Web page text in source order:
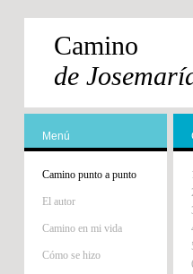
Camino
de
Menú
Camino punto a punto
El autor
Camino en mi vida
Cómo se hizo